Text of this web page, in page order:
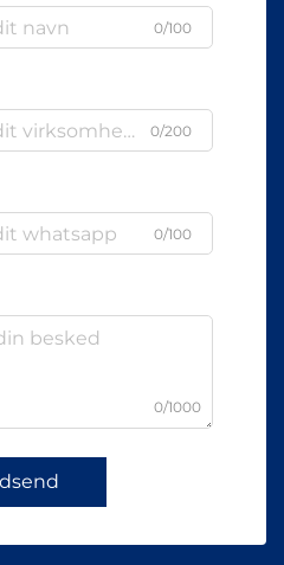
0/100
0/200
0/100
0/1000